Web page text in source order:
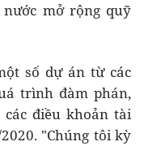
mở rộng quỹ
số dự án từ các
trình đàm phán,
điều khoản tài
"Chúng tôi kỳ